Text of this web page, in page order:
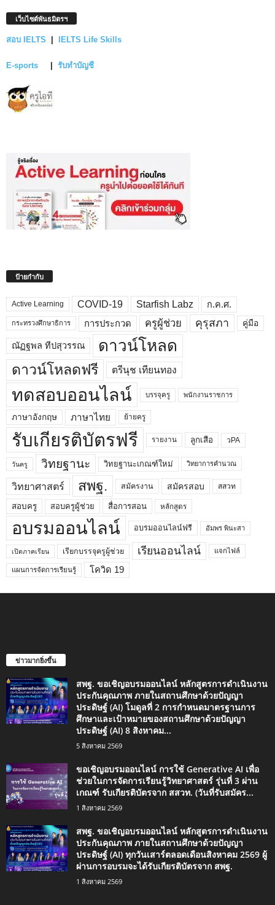
เว็บไซต์พันธมิตรฯ
สอบ IELTS IELTS Life Skills
E-sports รับทำบัญชี
ป้ายกำกับ
Active Learning COVID-19 Starfish Labz ก.ค.ศ.
กระทรวงศึกษาธิการ การประกวด ครูผู้ช่วย คุรุสภา คู่มือ
ณัฏฐพล ทีปสุวรรณ ดาวน์โหลด
ดาวน์โหลดฟรี ตรีนุช เทียนทอง
ทดสอบออนไลน์ บรรจุครู พนักงานราชการ
ภาษาอังกฤษ ภาษาไทย ย้ายครู
รับเกียรติบัตรฟรี รายงาน ลูกเสือ วPA
วันครู วิทยฐานะ วิทยฐานะเกณฑ์ใหม่ วิทยาการคำนวณ
วิทยาศาสตร์ สพฐ. สมัครงาน สมัครสอบ สสวท
สอบครู สอบครูผู้ช่วย สื่อการสอน หลักสูตร
อบรมออนไลน์ อบรมออนไลน์ฟรี อัมพร พินะสา
เปิดภาคเรียน เรียกบรรจุครูผู้ช่วย เรียนออนไลน์ แจกไฟล์
แผนการจัดการเรียนรู้ โควิด 19
ข่าวมากยิ่งขึ้น
สพฐ. ขอเชิญอบรมออนไลน์ หลักสูตรการดำเนินงาน
ประกันคุณภาพ ภายในสถานศึกษาด้วยปัญญา
ประดิษฐ์ (AI) โมดูลที่ 2 การกำหนดมาตรฐานการ
ศึกษาและเป้าหมายของสถานศึกษาด้วยปัญญา
ประดิษฐ์ (AI) 8 สิงหาคม...
5 สิงหาคม 2569
ขอเชิญอบรมออนไลน์ การใช้ Generative AI เพื่อ
ช่วยในการจัดการเรียนรู้วิทยาศาสตร์ รุ่นที่ 3 ผ่าน
เกณฑ์ รับเกียรติบัตรจาก สสวท. (วันที่รับสมัคร...
1 สิงหาคม 2569
สพฐ. ขอเชิญอบรมออนไลน์ หลักสูตรการดำเนินงาน
ประกันคุณภาพ ภายในสถานศึกษาด้วยปัญญา
ประดิษฐ์ (AI) ทุกวันเสาร์ตลอดเดือนสิงหาคม 2569 ผู้
ผ่านการอบรมจะได้รับเกียรติบัตรจาก สพฐ.
1 สิงหาคม 2569